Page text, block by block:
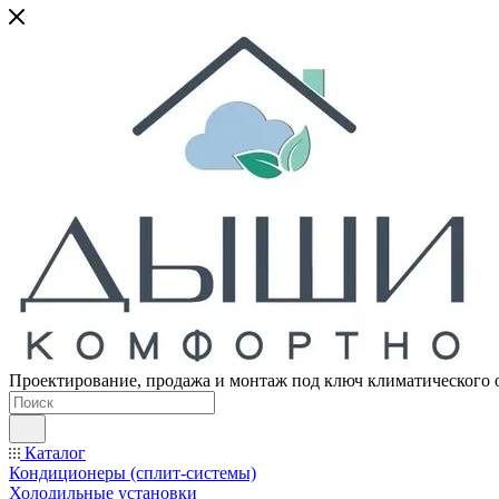
Проектирование, продажа и монтаж под ключ климатического
Каталог
Кондиционеры (сплит-системы)
Холодильные установки